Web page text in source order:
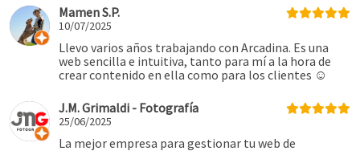
Mamen S.P.
10/07/2025
Llevo varios años trabajando con Arcadina. Es una
web sencilla e intuitiva, tanto para mí a la hora de
crear contenido en ella como para los clientes ☺️
J.M. Grimaldi - Fotografía
25/06/2025
La mejor empresa para gestionar tu web de